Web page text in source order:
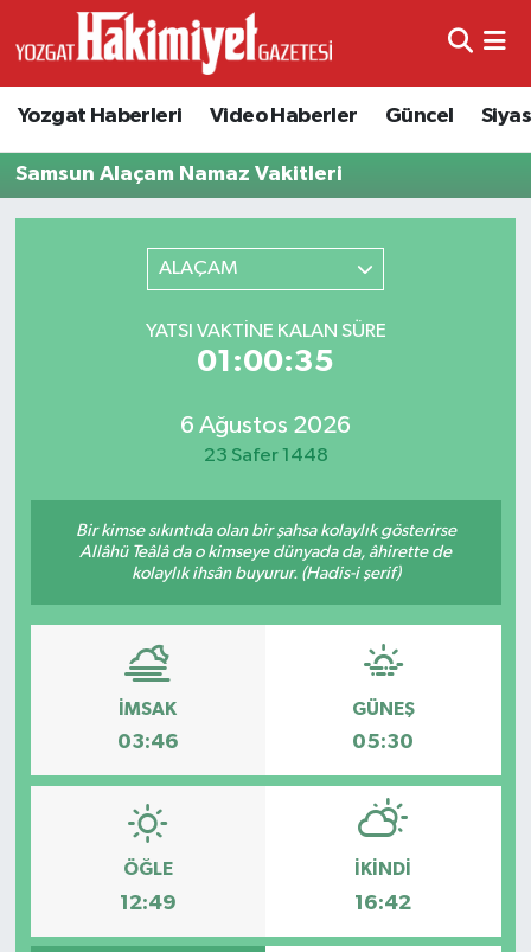
Yozgat Haberleri Video Haberler Güncel
Samsun Alaçam Namaz Vakitleri
ALAÇAM
YATSI VAKTINE KALAN SÜRE
01:00:35
6 Ağustos 2026
23 Safer 1448
Bir kimse sıkıntıda olan bir şahsa kolaylık gösterirse
Allâhü Teâlâ da o kimseye dünyada da, âhirette de
kolaylık ihsân buyurur. (Hadis-i şerif)
İMSAK
03:46
GÜNEŞ
05:30
ÖĞLE
12:49
İKINDI
16:42